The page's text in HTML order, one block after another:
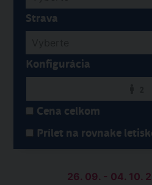
Strava
Konfigurácia
Cena celkom
Prílet na rovnake
26. 09. - 04. 10.